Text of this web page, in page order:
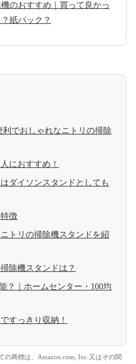
機のおすすめ｜買って良かっ
紙パック？
でおしゃれなニトリの掃除
におすすめ！
ダイソンスタンドとしても
徴
トリの掃除機スタンドを紹
除機スタンドは？
？｜ホームセンター・100均
すっきり収納！
商標は、Amazon.com, Inc.又はその関